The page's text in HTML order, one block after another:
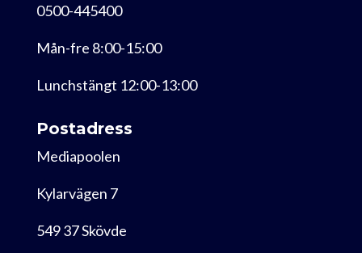
0500-445400
Mån-fre 8:00-15:00
Lunchstängt 12:00-13:00
Postadress
Mediapoolen
Kylarvägen 7
549 37 Skövde